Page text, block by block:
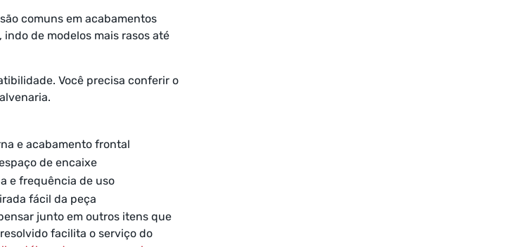
comuns em acabamentos
de modelos mais rasos até
Você precisa conferir o
e acabamento frontal
de encaixe
e frequência de uso
fácil da peça
junto em outros itens que
facilita o serviço do